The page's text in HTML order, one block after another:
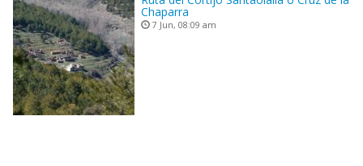
Chaparra
7 Jun, 08:09 am